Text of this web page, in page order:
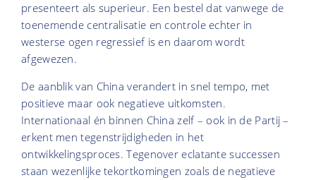
presenteert als superieur. Een bestel dat vanwege de
toenemende centralisatie en controle echter in
westerse ogen regressief is en daarom wordt
afgewezen.
De aanblik van China verandert in snel tempo, met
positieve maar ook negatieve uitkomsten.
Internationaal én binnen China zelf – ook in de Partij –
erkent men tegenstrijdigheden in het
ontwikkelingsproces. Tegenover eclatante successen
staan wezenlijke tekortkomingen zoals de negatieve